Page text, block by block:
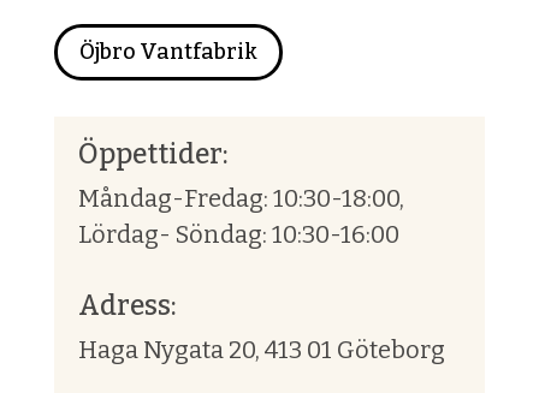
Öjbro Vantfabrik
Öppettider:
Måndag-Fredag: 10:30-18:00,
Lördag- Söndag: 10:30-16:00
Adress:
Haga Nygata 20, 413 01 Göteborg